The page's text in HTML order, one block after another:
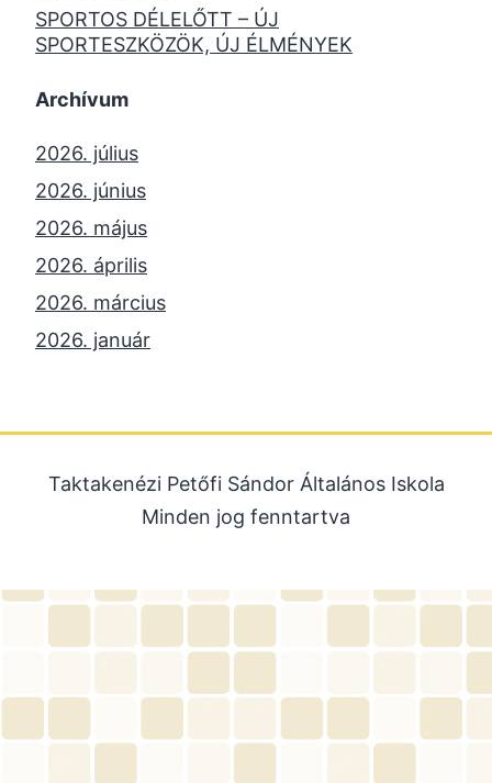
SPORTOS DÉLELŐTT – ÚJ
SPORTESZKÖZÖK, ÚJ ÉLMÉNYEK
Archívum
2026. július
2026. június
2026. május
2026. április
2026. március
2026. január
2025. július
2025. június
2025. április
2025. március
2024. november
Taktakenézi Petőfi Sándor Általános Iskola
Minden jog fenntartva